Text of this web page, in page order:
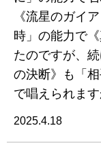
《流星のガイ
時」の能力で
たのですが、
の決断》も「
で唱えられます
2025.4.18